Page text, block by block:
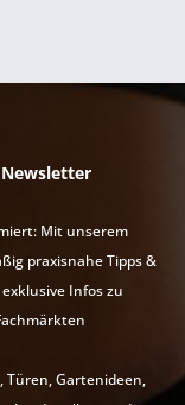
Mit unserem
praxisnahe Tipps &
Infos zu
Türen, Gartenideen,